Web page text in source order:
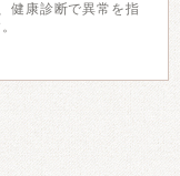
健康診断で異常を指